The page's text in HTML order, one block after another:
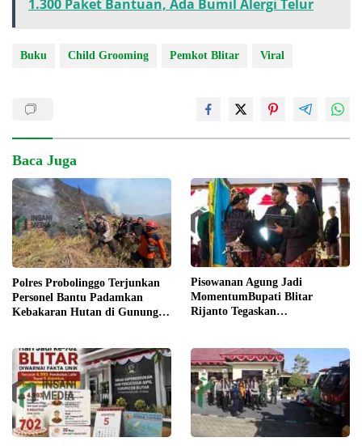
1.300 Paket Bantuan, Ada Bumil Alergi Telur
Buku Child Grooming Pemkot Blitar Viral
Baca Juga
Polres Probolinggo Terjunkan
Personel Bantu Padamkan
Kebakaran Hutan di Gunung
Pisowanan Agung Jadi
MomentumBupati Blitar
Rijanto Tegaskan